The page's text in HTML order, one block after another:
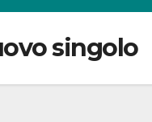
singolo